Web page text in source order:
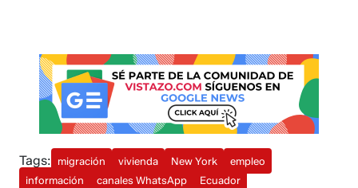
Tags: migración vivienda New York
empleo
información
canales WhatsApp Ecuador